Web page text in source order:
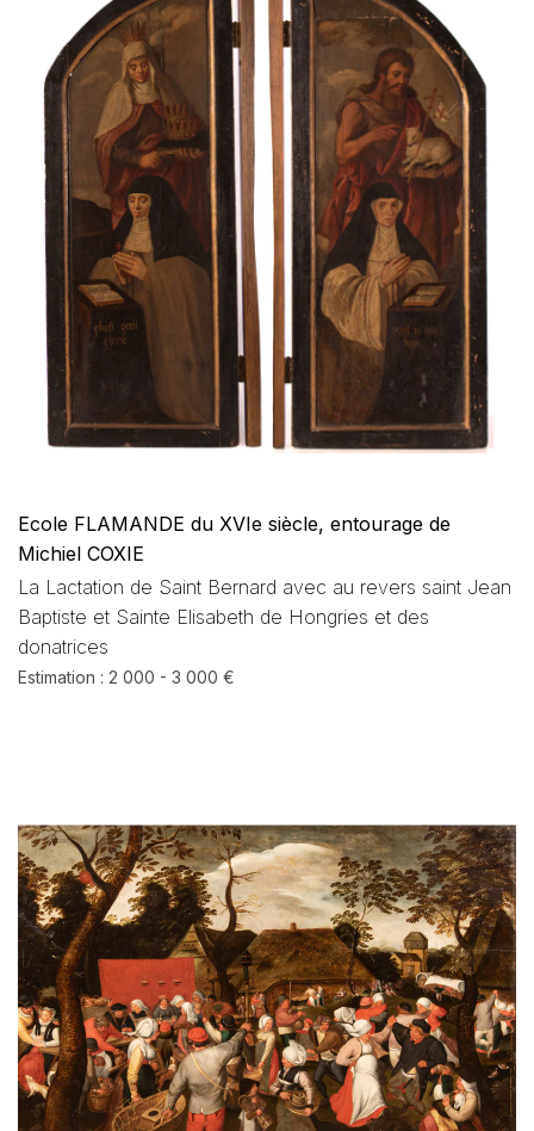
Ecole FLAMANDE du XVIe siècle, entourage de
Michiel COXIE
La Lactation de Saint Bernard avec au revers saint Jean
Baptiste et Sainte Elisabeth de Hongries et des
donatrices
Estimation : 2 000 - 3 000 €